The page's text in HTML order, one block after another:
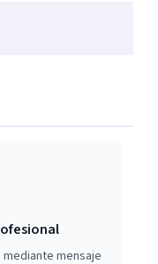
mensaje